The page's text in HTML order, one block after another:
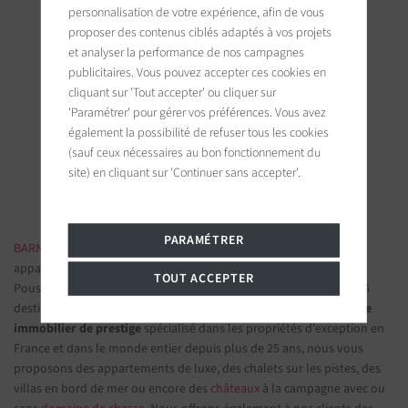
BARNES Lille
73, rue de la Monnaie
59000 Lille, France
Suivez-nous sur les réseaux sociaux
BARNES IMMOBILIER DE LUXE - Les plus belles demeures et
appartements de prestige
Poussez la porte d'une de nos
agences immobilières
parmi nos 75
destinations et confiez-nous vos projets d’investissement.
Groupe
immobilier de prestigespécialisé dans les propriétés d'exception en
France et dans le monde entier depuis plus de 25 ans, nous vous
proposons des appartements de luxe, des chalets sur les pistes, des
villas en bord de mer ou encore des châteaux à la campagne avec ou
personnalisation de votre expérience, afin de vous
proposer des contenus ciblés adaptés à vos projets
et analyser la performance de nos campagnes
publicitaires. Vous pouvez accepter ces cookies en
cliquant sur 'Tout accepter' ou cliquer sur
'Paramétrer' pour gérer vos préférences. Vous avez
également la possibilité de refuser tous les cookies
(sauf ceux nécessaires au bon fonctionnement du
site) en cliquant sur 'Continuer sans accepter'.
PARAMÉTRER
TOUT ACCEPTER